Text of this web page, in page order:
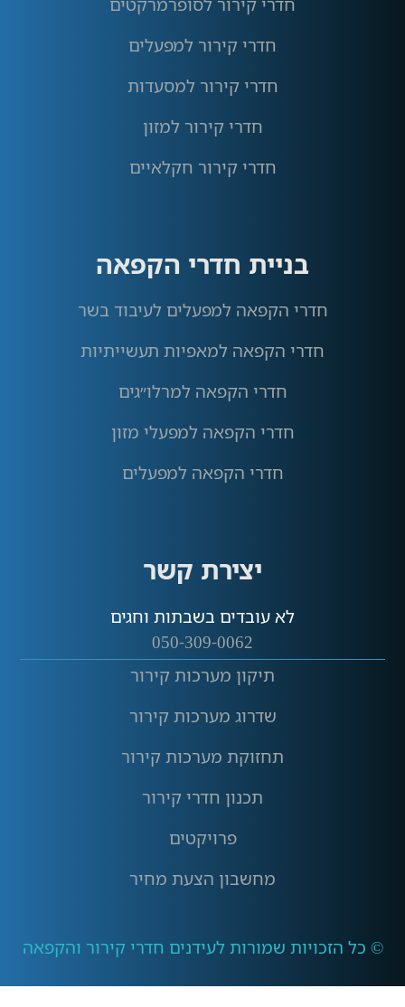
חדרי קירור לסופרמרקטים
חדרי קירור למפעלים
חדרי קירור למסעדות
חדרי קירור למזון
חדרי קירור חקלאיים
בניית חדרי הקפאה
חדרי הקפאה למפעלים לעיבוד בשר
חדרי הקפאה למאפיות תעשייתיות
חדרי הקפאה למרלו״גים
חדרי הקפאה למפעלי מזון
חדרי הקפאה למפעלים
יצירת קשר
לא עובדים בשבתות וחגים
050-309-0062
תיקון מערכות קירור
שדרוג מערכות קירור
תחזוקת מערכות קירור
תכנון חדרי קירור
פרויקטים
מחשבון הצעת מחיר
© כל הזכויות שמורות לעידנים חדרי קירור והקפאה